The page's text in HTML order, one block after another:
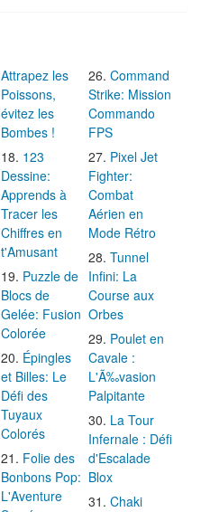
Attrapez les
Poissons,
évitez les
Bombes !
123
Dessine:
Apprends à
Tracer les
Chiffres en
t'Amusant
Puzzle de
Blocs de
Gelée: Fusion
Colorée
Épingles
et Billes: Le
Défi des
Tuyaux
Colorés
Folie des
Bonbons Pop:
L'Aventure
Command
Strike: Mission
Commando
FPS
Pixel Jet
Fighter:
Combat
Aérien en
Mode Rétro
Tunnel
Infini: La
Course aux
Orbes
Poulet en
Cavale :
L'Ã‰vasion
Palpitante
La Tour
Infernale : Défi
d'Escalade
Blox
Chaki